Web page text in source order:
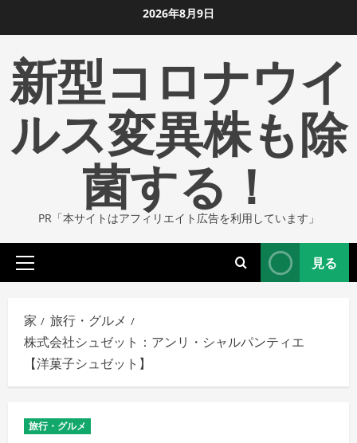
ン
ツ
ま
2026年8月9日
新型コロナウイ
ルス変異株も除
菌する！
PR「本サイトはアフィリエイト広告を利用しています」
プ
イ
マ
リ
メ
ニ
ー
見る
家
旅行・グルメ
株式会社シュゼット：アンリ・シャルパンティエ
【洋菓子シュゼット】
旅行・グルメ